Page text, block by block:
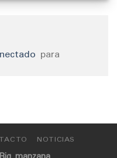
para
NOTICIAS